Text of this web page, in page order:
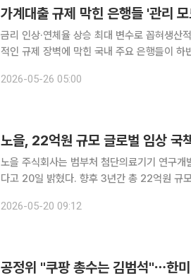
가계대출 규제 막힌 은행들 '관리
금리 인상·연체율 상승 최대 변수로 꼽혀생산적금융
적인 규제 장벽에 막힌 국내 주요 은행들이 하
의 무게중심을 기업금융과 생산적 금융 쪽으로
2026-05-26 05:00
노을, 22억원 규모 글로벌 임상 국
노을 주식회사는 범부처 첨단의료기기 연구
다고 20일 밝혔다. 향후 3년간 총 22억원 규
2026-05-20 09:12
공정위 "쿠팡 총수는 김범석"⋯한